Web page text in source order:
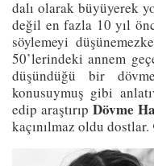
dalı olarak büyüyerek
değil en fazla 10 yıl
söylemeyi
50’lerindeki annem
düşündüğü bir
konusuymuş gibi
edip araştırıp Dövme
kaçınılmaz oldu dostlar.